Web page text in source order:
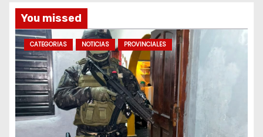
s
You missed
CATEGORIAS NOTICIAS PROVINCIALES